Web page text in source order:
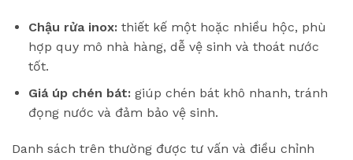
Chậu rửa inox:thiết kế một hoặc nhiều hộc, phù
hợp quy mô nhà hàng, dễ vệ sinh và thoát nước
tốt.
Giá úp chén bát:giúp chén bát khô nhanh, tránh
đọng nước và đảm bảo vệ sinh.
Danh sách trên thường được tư vấn và điều chỉnh